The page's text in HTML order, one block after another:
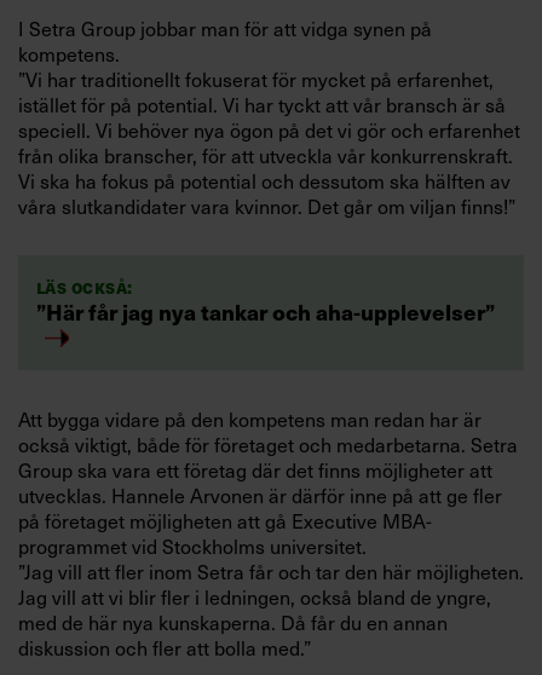
I Setra Group jobbar man för att vidga synen på
kompetens.
”Vi har traditionellt fokuserat för mycket på erfarenhet,
istället för på potential. Vi har tyckt att vår bransch är så
speciell. Vi behöver nya ögon på det vi gör och erfarenhet
från olika branscher, för att utveckla vår konkurrenskraft.
Vi ska ha fokus på potential och dessutom ska hälften av
våra slutkandidater vara kvinnor. Det går om viljan finns!”
Läs också:
”Här får jag nya tankar och aha-upplevelser”
Att bygga vidare på den kompetens man redan har är
också viktigt, både för företaget och medarbetarna. Setra
Group ska vara ett företag där det finns möjligheter att
utvecklas. Hannele Arvonen är därför inne på att ge fler
på företaget möjligheten att gå Executive MBA-
programmet vid Stockholms universitet.
”Jag vill att fler inom Setra får och tar den här möjligheten.
Jag vill att vi blir fler i ledningen, också bland de yngre,
med de här nya kunskaperna. Då får du en annan
diskussion och fler att bolla med.”